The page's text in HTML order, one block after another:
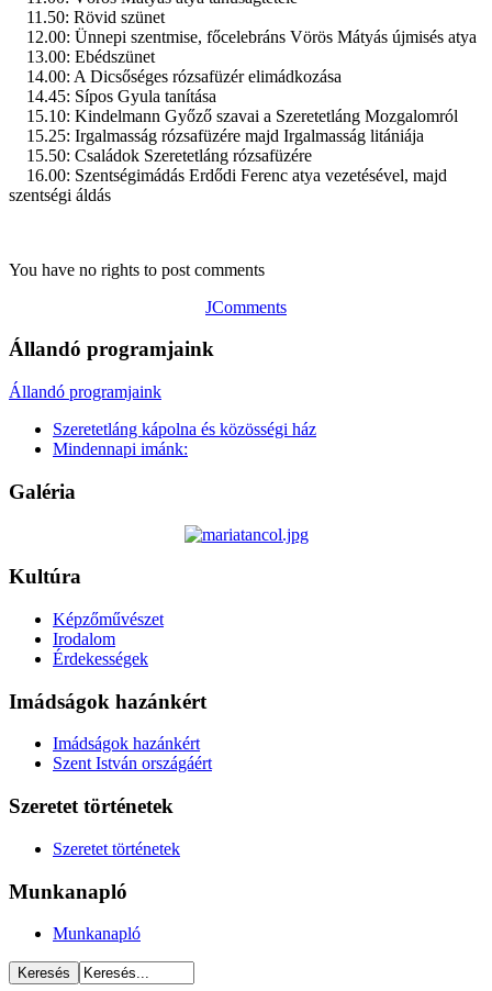
11.50: Rövid szünet
12.00: Ünnepi szentmise, főcelebráns Vörös Mátyás újmisés atya
13.00: Ebédszünet
14.00: A Dicsőséges rózsafüzér elimádkozása
14.45: Sípos Gyula tanítása
15.10: Kindelmann Győző szavai a Szeretetláng Mozgalomról
15.25: Irgalmasság rózsafüzére majd Irgalmasság litániája
15.50: Családok Szeretetláng rózsafüzére
16.00: Szentségimádás Erdődi Ferenc atya vezetésével, majd
szentségi áldás
You have no rights to post comments
JComments
Állandó programjaink
Állandó programjaink
Szeretetláng kápolna és közösségi ház
Mindennapi imánk:
Galéria
Kultúra
Képzőművészet
Irodalom
Érdekességek
Imádságok hazánkért
Imádságok hazánkért
Szent István országáért
Szeretet történetek
Szeretet történetek
Munkanapló
Munkanapló